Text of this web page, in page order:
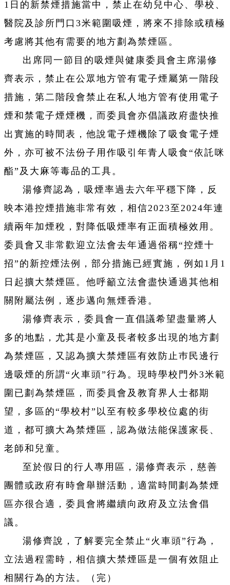
1日的新禁煙措施當中，禁止在幼兒中心、學校、
醫院及診所門口3米範圍吸煙，將來不排除或積極
考慮將其他有需要的地方劃為禁煙區。
出席同一節目的吸煙與健康委員會主席湯修
齊表示，禁止在公眾地方管有電子煙屬第一階段
措施，第二階段會禁止在私人地方管有使用電子
煙和禁電子煙煙機，而委員會亦倡議政府盡快推
出實施的時間表，他說電子煙機除了吸食電子煙
外，亦可被不法份子用作吸引年青人吸食“依託咪
酯”及大麻等毒品的工具。
湯修齊認為，吸煙率過去六年平穩下降，反
映本港控煙措施非常有效，相信2023至2024年連
續兩年加煙稅，對降低吸煙率有正面積極效用。
委員會又非常歡迎立法會去年通過俗稱“控煙十
招”的新控煙法例，部分措施已經實施，例如1月1
日起擴大禁煙區。他呼籲立法會盡快通過其他相
關附屬法例，逐步邁向無煙香港。
湯修齊表示，委員會一直倡議希望盡量將人
多的地點，尤其是小童及長者較多出現的地方劃
為禁煙區，又認為擴大禁煙區有效防止巿民邊行
邊吸煙的所謂“火車頭”行為。現時學校門外3米範
圍已劃為禁煙區，而委員會及教育界人士都期
望，多區的“學校村”以至有較多學校位處的街
道，都可擴大為禁煙區，認為做法能保護家長、
老師和兒童。
至於假日的行人專用區，湯修齊表示，慈善
團體或政府有時會舉辦活動，適當時間劃為禁煙
區亦很合適，委員會將繼續向政府及立法會倡
議。
湯修齊說，了解要完全禁止“火車頭”行為，
立法過程需時，相信擴大禁煙區是一個有效阻止
相關行為的方法。（完）